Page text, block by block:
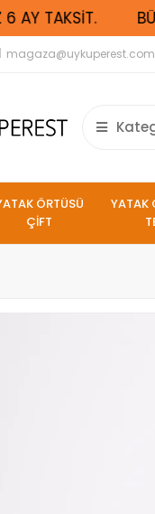
AY TAKSİT.
magaza@uykuperest.com
ÖRTÜSÜ
ÇİFT
YATAK